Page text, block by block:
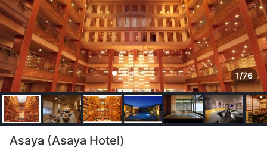
1/76
Asaya (Asaya Hotel)